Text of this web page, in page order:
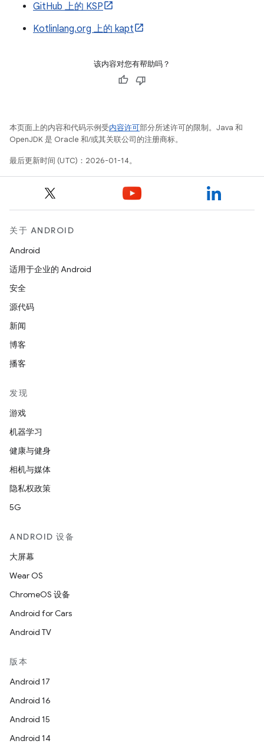
GitHub 上的 KSP
Kotlinlang.org 上的 kapt
该内容对您有帮助吗？
本页面上的内容和代码示例受内容许可部分所述许可的限制。Java 和
OpenJDK 是 Oracle 和/或其关联公司的注册商标。
最后更新时间 (UTC)：2026-01-14。
关于 ANDROID
Android
适用于企业的 Android
安全
源代码
新闻
博客
播客
发现
游戏
机器学习
健康与健身
相机与媒体
隐私权政策
5G
ANDROID 设备
大屏幕
Wear OS
ChromeOS 设备
Android for Cars
Android TV
版本
Android 17
Android 16
Android 15
Android 14